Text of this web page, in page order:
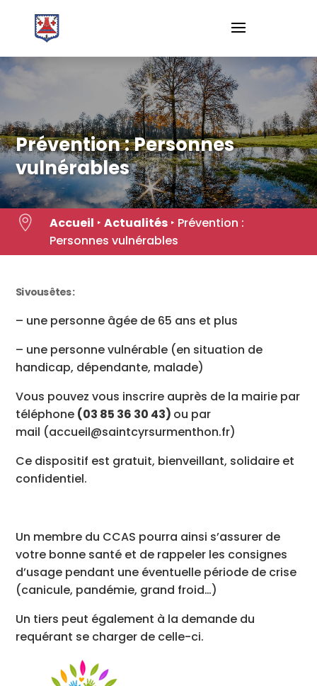
content
Prévention : Personnes
vulnérables
 Accueil ‣ Actualités‣ Prévention :
Personnes vulnérables
Si vous êtes :
– une personne âgée de 65 ans et plus
– une personne vulnérable (en situation de
handicap, dépendante, malade)
Vous pouvez vous inscrire auprès de la mairie par
téléphone (03 85 36 30 43) ou par
mail (accueil@saintcyrsurmenthon.fr)
Ce dispositif est gratuit, bienveillant, solidaire et
confidentiel.
Un membre du CCAS pourra ainsi s’assurer de
votre bonne santé et de rappeler les consignes
d’usage pendant une éventuelle période de crise
(canicule, pandémie, grand froid…)
Un tiers peut également à la demande du
requérant se charger de celle-ci.